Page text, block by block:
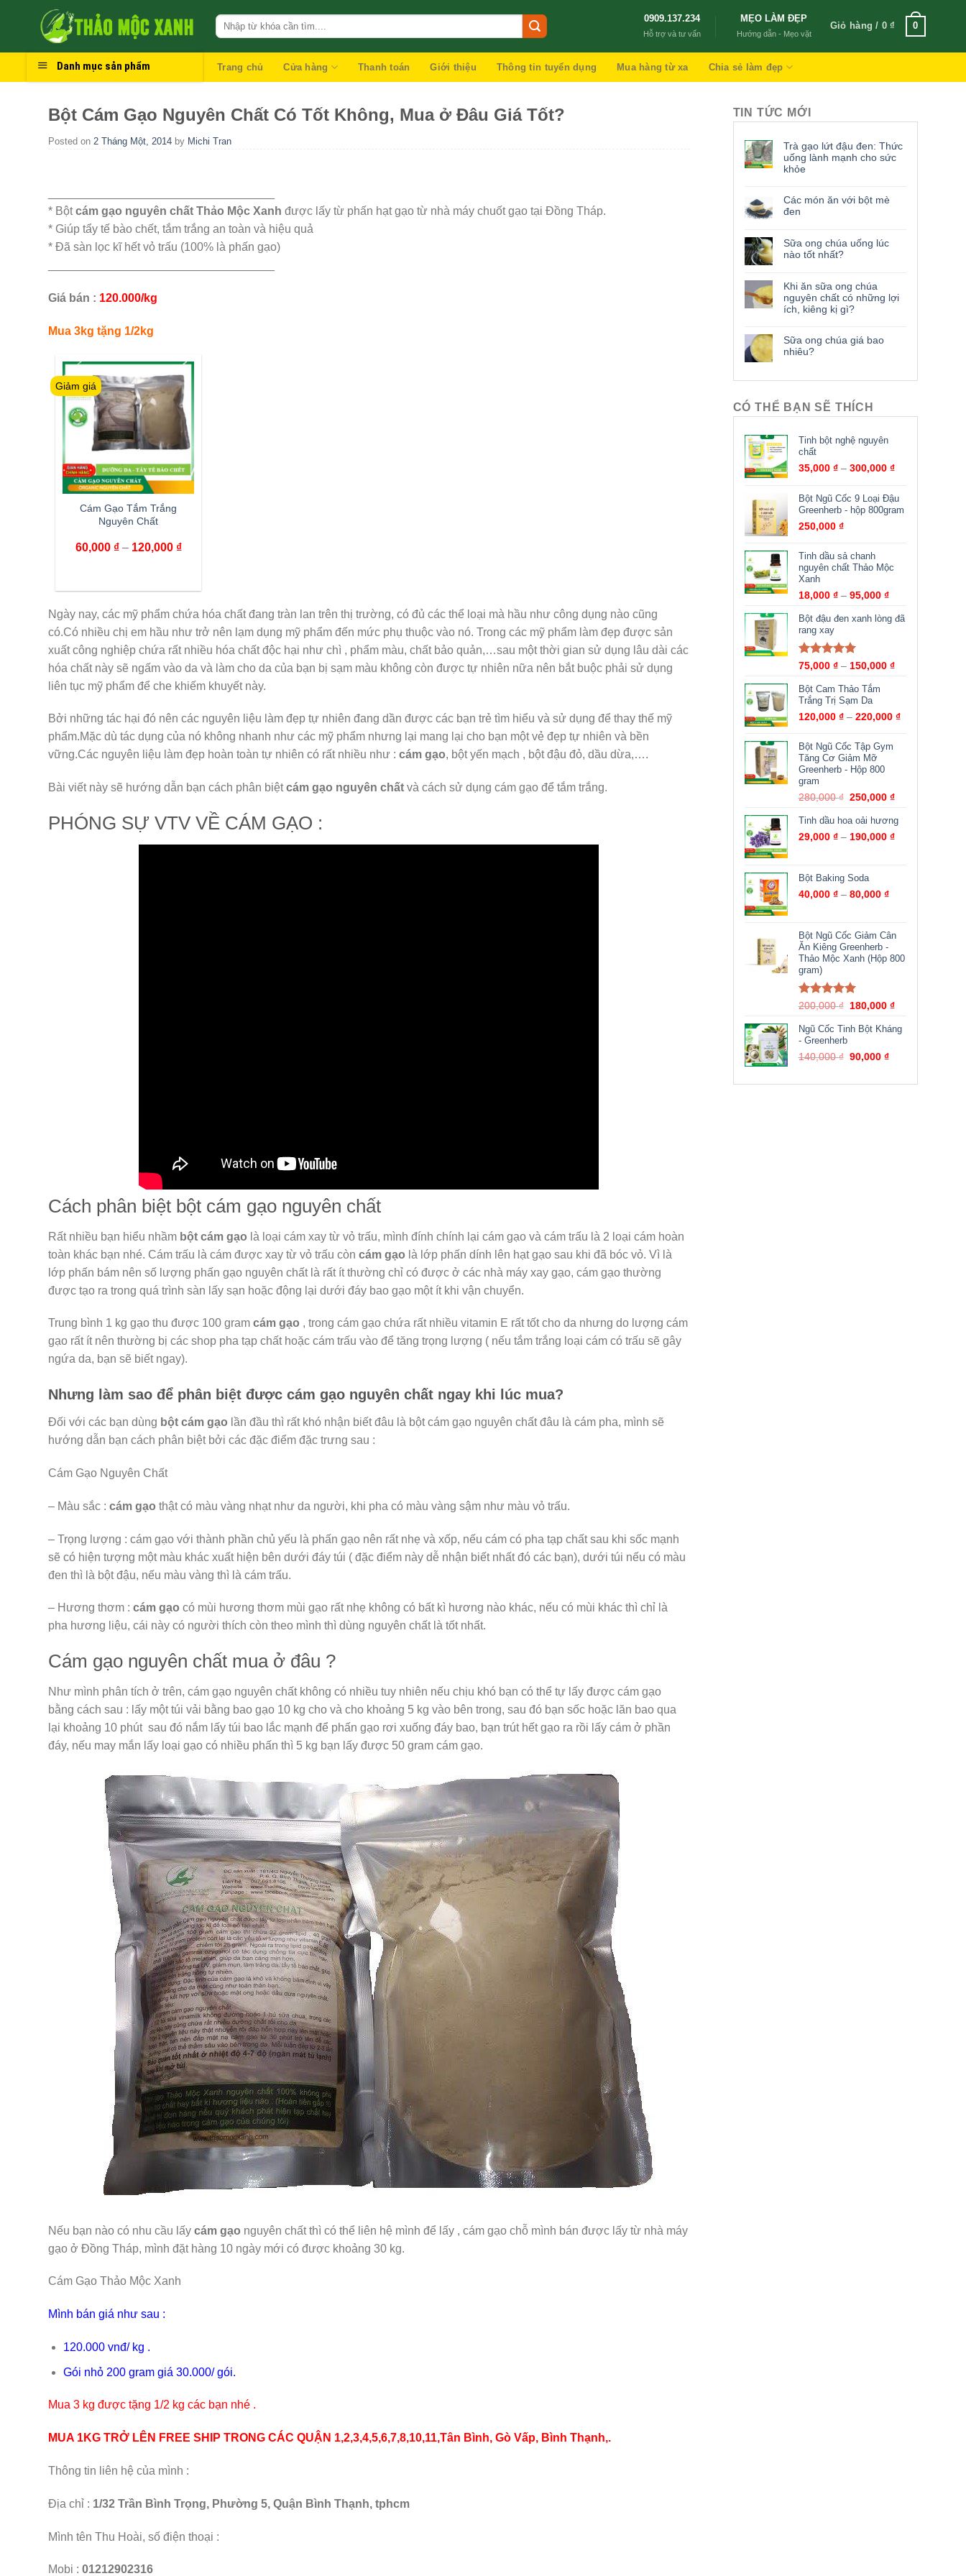
0909.137.234
Hỗ trợ và tư vấn
MẸO LÀM ĐẸP
Hướng dẫn - Mẹo vặt
Giỏ hàng / 0₫ 0
Danh mục sản phẩm Trang chủ Cửa hàng Thanh toán Giới thiệu Thông tin tuyển dụng Mua hàng từ xa Chia sẻ làm đẹp
Bột Cám Gạo Nguyên Chất Có Tốt Không, Mua ở Đâu Giá Tốt?
Posted on 2 Tháng Một, 2014 by Michi Tran
* Bộtcám gạo nguyên chất Thảo Mộc Xanh được lấy từ phấn hạt gạo từ nhà máy chuốt gạo tại Đồng Tháp.
* Giúp tẩy tế bào chết, tắm trắng an toàn và hiệu quả
* Đã sàn lọc kĩ hết vỏ trấu (100% là phấn gạo)
Giá bán : 120.000/kg
Mua 3kg tặng 1/2kg
Giảm giá
Cám Gạo Tắm Trắng
Nguyên Chất
60,000 ₫– 120,000 ₫
Ngày nay, các mỹ phẩm chứa hóa chất đang tràn lan trên thị trường, có đủ các thể loại mà hầu như công dụng nào cũng
có.Có nhiều chị em hầu như trở nên lạm dụng mỹ phẩm đến mức phụ thuộc vào nó. Trong các mỹ phẩm làm đẹp được sản
xuất công nghiệp chứa rất nhiều hóa chất độc hại như chì , phẩm màu, chất bảo quản,…sau một thời gian sử dụng lâu dài các
hóa chất này sẽ ngấm vào da và làm cho da của bạn bị sạm màu không còn được tự nhiên nữa nên bắt buộc phải sử dụng
liên tục mỹ phẩm để che khiếm khuyết này.
Bởi những tác hại đó nên các nguyên liệu làm đẹp tự nhiên đang dần được các bạn trẻ tìm hiểu và sử dụng để thay thế mỹ
phẩm.Mặc dù tác dụng của nó không nhanh như các mỹ phẩm nhưng lại mang lại cho bạn một vẻ đẹp tự nhiên và bền
vững.Các nguyên liệu làm đẹp hoàn toàn tự nhiên có rất nhiều như : cám gạo, bột yến mạch , bột đậu đỏ, dầu dừa,….
Bài viết này sẽ hướng dẫn bạn cách phân biệtcám gạo nguyên chất và cách sử dụng cám gạo để tắm trắng.
PHÓNG SỰ VTV VỀ CÁM GẠO :
Cách phân biệt bột cám gạo nguyên chất
Rất nhiều bạn hiểu nhầm bột cám gạo là loại cám xay từ vỏ trấu, mình đính chính lại cám gạo và cám trấu là 2 loại cám hoàn
toàn khác bạn nhé. Cám trấu là cám được xay từ vỏ trấu còn cám gạo là lớp phấn dính lên hạt gạo sau khi đã bóc vỏ. Vì là
lớp phấn bám nên số lượng phấn gạo nguyên chất là rất ít thường chỉ có được ở các nhà máy xay gạo, cám gạo thường
được tạo ra trong quá trình sàn lấy sạn hoặc động lại dưới đáy bao gạo một ít khi vận chuyển.
Trung bình 1 kg gạo thu được 100 gram cám gạo , trong cám gạo chứa rất nhiều vitamin E rất tốt cho da nhưng do lượng cám
gạo rất ít nên thường bị các shop pha tạp chất hoặc cám trấu vào để tăng trọng lượng ( nếu tắm trắng loại cám có trấu sẽ gây
ngứa da, bạn sẽ biết ngay).
Nhưng làm sao để phân biệt được cám gạo nguyên chất ngay khi lúc mua?
Đối với các bạn dùng bột cám gạo lần đầu thì rất khó nhận biết đâu là bột cám gạo nguyên chất đâu là cám pha, mình sẽ
hướng dẫn bạn cách phân biệt bởi các đặc điểm đặc trưng sau :
Cám Gạo Nguyên Chất
– Màu sắc : cám gạo thật có màu vàng nhạt như da người, khi pha có màu vàng sậm như màu vỏ trấu.
– Trọng lượng : cám gạo với thành phần chủ yếu là phấn gạo nên rất nhẹ và xốp, nếu cám có pha tạp chất sau khi sốc mạnh
sẽ có hiện tượng một màu khác xuất hiện bên dưới đáy túi ( đặc điểm này dễ nhận biết nhất đó các bạn), dưới túi nếu có màu
đen thì là bột đậu, nếu màu vàng thì là cám trấu.
– Hương thơm : cám gạo có mùi hương thơm mùi gạo rất nhẹ không có bất kì hương nào khác, nếu có mùi khác thì chỉ là
pha hương liệu, cái này có người thích còn theo mình thì dùng nguyên chất là tốt nhất.
Cám gạo nguyên chất mua ở đâu ?
Như mình phân tích ở trên, cám gạo nguyên chất không có nhiều tuy nhiên nếu chịu khó bạn có thể tự lấy được cám gạo
bằng cách sau : lấy một túi vải bằng bao gạo 10 kg cho và cho khoảng 5 kg vào bên trong, sau đó bạn sốc hoặc lăn bao qua
lại khoảng 10 phút sau đó nắm lấy túi bao lắc mạnh để phấn gạo rơi xuống đáy bao, bạn trút hết gạo ra rồi lấy cám ở phần
đáy, nếu may mắn lấy loại gạo có nhiều phấn thì 5 kg bạn lấy được 50 gram cám gạo.
Nếu bạn nào có nhu cầu lấy cám gạo nguyên chất thì có thể liên hệ mình để lấy , cám gạo chỗ mình bán được lấy từ nhà máy
gạo ở Đồng Tháp, mình đặt hàng 10 ngày mới có được khoảng 30 kg.
Cám Gạo Thảo Mộc Xanh
Mình bán giá như sau :
120.000 vnđ/ kg .
Gói nhỏ 200 gram giá 30.000/ gói.
Mua 3 kg được tặng 1/2 kg các bạn nhé .
MUA 1KG TRỞ LÊN FREE SHIP TRONG CÁC QUẬN 1,2,3,4,5,6,7,8,10,11,Tân Bình, Gò Vấp, Bình Thạnh,.
Thông tin liên hệ của mình :
Địa chỉ : 1/32 Trần Bình Trọng, Phường 5, Quận Bình Thạnh, tphcm
Mình tên Thu Hoài, số điện thoại :
Mobi : 01212902316
TIN TỨC MỚI
Trà gạo lứt đậu đen: Thức
uống lành mạnh cho sức
khỏe
Các món ăn với bột mè
đen
Sữa ong chúa uống lúc
nào tốt nhất?
Khi ăn sữa ong chúa
nguyên chất có những lợi
ích, kiêng kị gì?
Sữa ong chúa giá bao
nhiêu?
CÓ THỂ BẠN SẼ THÍCH
Tinh bột nghệ nguyên
chất
35,000 ₫– 300,000 ₫
Bột Ngũ Cốc 9 Loại Đậu
Greenherb - hộp 800gram
250,000 ₫
Tinh dầu sả chanh
nguyên chất Thảo Mộc
Xanh
18,000 ₫– 95,000 ₫
Bột đậu đen xanh lòng đã
rang xay
Được xếp
sao
75,000 ₫– 150,000 ₫
Bột Cam Thảo Tắm
Trắng Trị Sạm Da
120,000 ₫– 220,000 ₫
Bột Ngũ Cốc Tập Gym
Tăng Cơ Giảm Mỡ
Greenherb - Hộp 800
gram
280,000₫ 250,000 ₫
Tinh dầu hoa oải hương
29,000 ₫– 190,000 ₫
Bột Baking Soda
40,000 ₫– 80,000 ₫
Bột Ngũ Cốc Giảm Cân
Ăn Kiêng Greenherb -
Thảo Mộc Xanh (Hộp 800
gram)
Được xếp
sao
200,000₫ 180,000 ₫
Ngũ Cốc Tinh Bột Kháng
- Greenherb
140,000₫ 90,000 ₫